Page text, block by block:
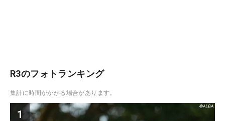
R3のフォトランキング
集計に時間がかかる場合があります。
1